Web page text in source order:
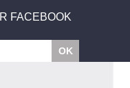
FACEBOOK